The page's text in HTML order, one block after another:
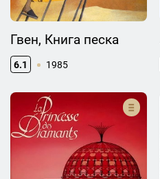
Гвен, Книга песка
6.1 1985